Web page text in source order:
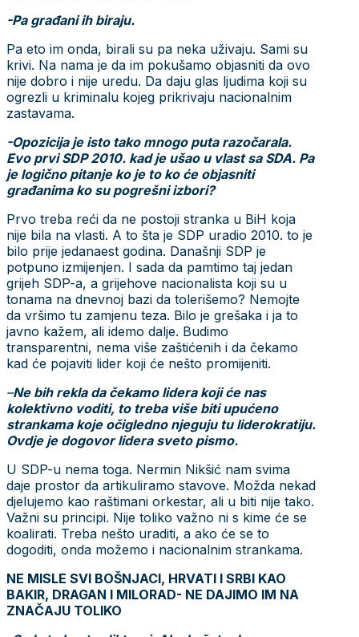
-Pa građani ih biraju.
Pa eto im onda, birali su pa neka uživaju. Sami su
krivi. Na nama je da im pokušamo objasniti da ovo
nije dobro i nije uredu. Da daju glas ljudima koji su
ogrezli u kriminalu kojeg prikrivaju nacionalnim
zastavama.
-Opozicija je isto tako mnogo puta razočarala.
Evo prvi SDP 2010. kad je ušao u vlast sa SDA. Pa
je logično pitanje ko je to ko će objasniti
građanima ko su pogrešni izbori?
Prvo treba reći da ne postoji stranka u BiH koja
nije bila na vlasti. A to šta je SDP uradio 2010. to je
bilo prije jedanaest godina. Današnji SDP je
potpuno izmijenjen. I sada da pamtimo taj jedan
grijeh SDP-a, a grijehove nacionalista koji su u
tonama na dnevnoj bazi da tolerišemo? Nemojte
da vršimo tu zamjenu teza. Bilo je grešaka i ja to
javno kažem, ali idemo dalje. Budimo
transparentni, nema više zaštićenih i da čekamo
kad će pojaviti lider koji će nešto promijeniti.
–Ne bih rekla da čekamo lidera koji će nas
kolektivno voditi, to treba više biti upućeno
strankama koje očigledno njeguju tu liderokratiju.
Ovdje je dogovor lidera sveto pismo.
U SDP-u nema toga. Nermin Nikšić nam svima
daje prostor da artikuliramo stavove. Možda nekad
djelujemo kao raštimani orkestar, ali u biti nije tako.
Važni su principi. Nije toliko važno ni s kime će se
koalirati. Treba nešto uraditi, a ako će se to
dogoditi, onda možemo i nacionalnim strankama.
NE MISLE SVI BOŠNJACI, HRVATI I SRBI KAO
BAKIR, DRAGAN I MILORAD- NE DAJIMO IM NA
ZNAČAJU TOLIKO